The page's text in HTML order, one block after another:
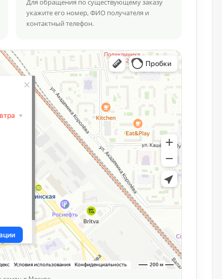
Для обращения по существующему заказу
укажите его номер, ФИО получателя и
контактный телефон.